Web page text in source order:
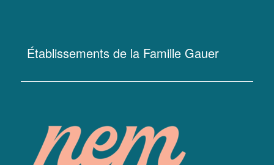
Établissements de la Famille Gauer